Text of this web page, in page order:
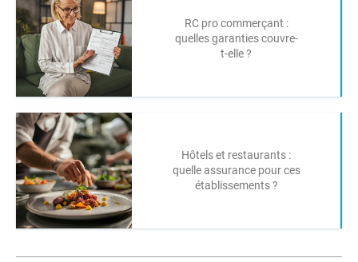
RC pro commerçant :
quelles garanties couvre-
t-elle ?
Hôtels et restaurants :
quelle assurance pour ces
établissements ?